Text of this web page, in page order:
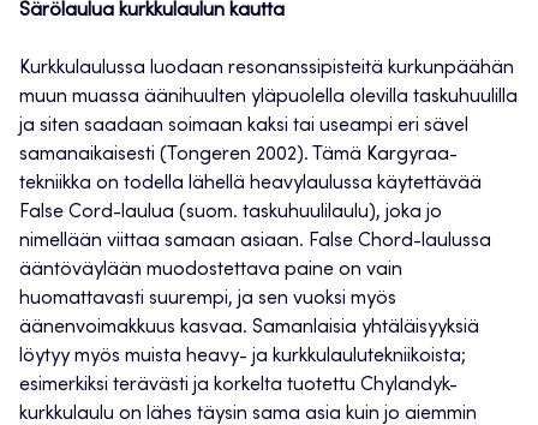
Särölaulua kurkkulaulun kautta
Kurkkulaulussa luodaan resonanssipisteitä kurkunpäähän
muun muassa äänihuulten yläpuolella olevilla taskuhuulilla
ja siten saadaan soimaan kaksi tai useampi eri sävel
samanaikaisesti (Tongeren 2002). Tämä Kargyraa-
tekniikka on todella lähellä heavylaulussa käytettävää
False Cord-laulua (suom. taskuhuulilaulu), joka jo
nimellään viittaa samaan asiaan. False Chord-laulussa
ääntöväylään muodostettava paine on vain
huomattavasti suurempi, ja sen vuoksi myös
äänenvoimakkuus kasvaa. Samanlaisia yhtäläisyyksiä
löytyy myös muista heavy- ja kurkkulaulutekniikoista;
esimerkiksi terävästi ja korkelta tuotettu Chylandyk-
kurkkulaulu on lähes täysin sama asia kuin jo aiemmin